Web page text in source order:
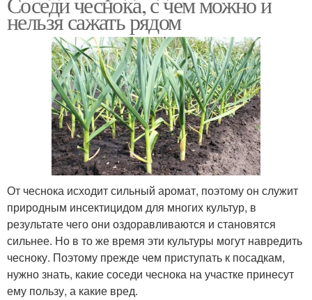
нельзя сажать рядом
От чеснока исходит сильный аромат, поэтому он служит
природным инсектицидом для многих культур, в
результате чего они оздоравливаются и становятся
сильнее. Но в то же время эти культуры могут навредить
чесноку. Поэтому прежде чем приступать к посадкам,
нужно знать, какие соседи чеснока на участке принесут
ему пользу, а какие вред.